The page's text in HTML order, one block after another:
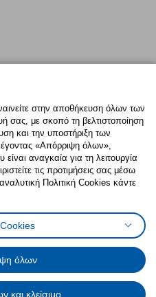
Twitter
προσβασιμότητας
Όροι Χρήσης
Δεδομένων
για ΙΚΕΑ.gr
Δεοντολογίας
στην αποθήκευση όλων των
σας, με σκοπό τη βελτιστοποίηση
και την υποστήριξη των
«Απόρριψη όλων»,
αναγκαία για τη λειτουργία
τις προτιμήσεις σας μέσω
Πολιτική Cookies κάντε
Cookies
όλων
και κλείσιμο